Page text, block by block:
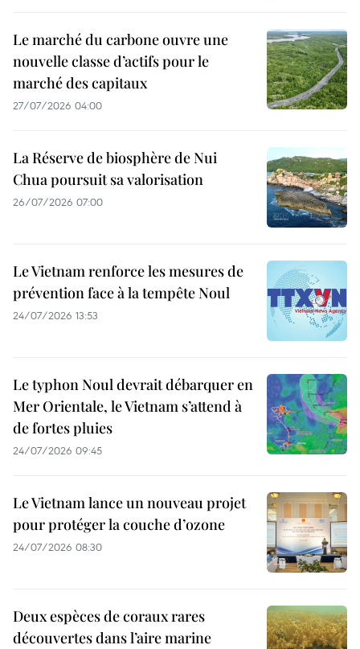
Le marché du carbone ouvre une
nouvelle classe d’actifs pour le
marché des capitaux
27/07/2026 04:00
La Réserve de biosphère de Nui
Chua poursuit sa valorisation
26/07/2026 07:00
Le Vietnam renforce les mesures de
prévention face à la tempête Noul
24/07/2026 13:53
Le typhon Noul devrait débarquer en
Mer Orientale, le Vietnam s’attend à
de fortes pluies
24/07/2026 09:45
Le Vietnam lance un nouveau projet
pour protéger la couche d’ozone
24/07/2026 08:30
Deux espèces de coraux rares
découvertes dans l’aire marine